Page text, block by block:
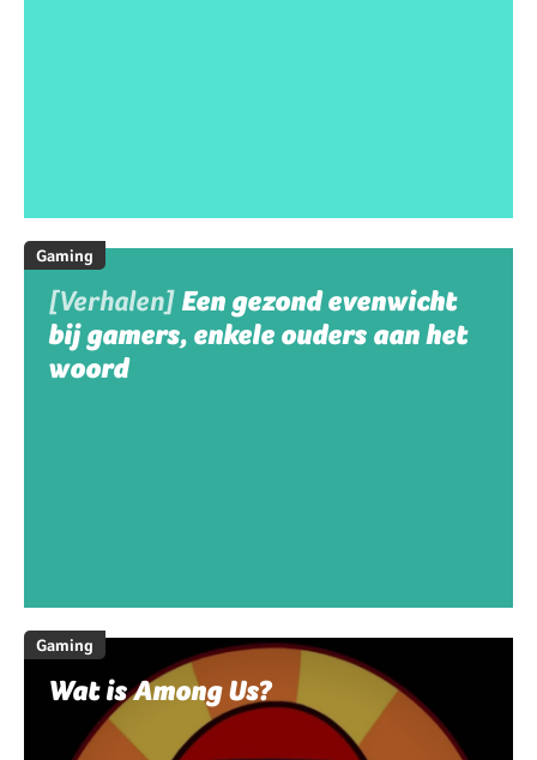
Gaming
[Verhalen] Een gezond evenwicht
bij gamers, enkele ouders aan het
woord
Gaming
Wat is Among Us?